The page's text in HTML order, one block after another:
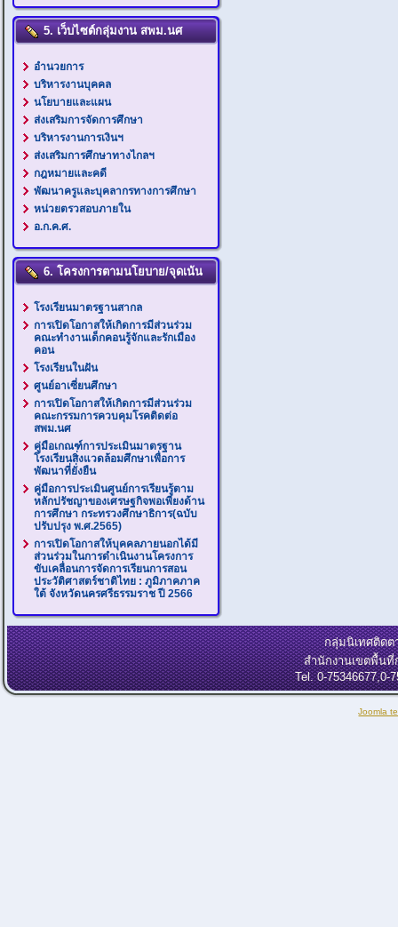
5. เว็บไซต์กลุ่มงาน สพม.นศ
อำนวยการ
บริหารงานบุคคล
นโยบายและแผน
ส่งเสริมการจัดการศึกษา
บริหารงานการเงินฯ
ส่งเสริมการศึกษาทางไกลฯ
กฎหมายและคดี
พัฒนาครูและบุคลากรทางการศึกษา
หน่วยตรวสอบภายใน
อ.ก.ค.ศ.
6. โครงการตามนโยบาย/จุดเน้น
โรงเรียนมาตรฐานสากล
การเปิดโอกาสให้เกิดการมีส่วนร่วม
คณะทำงานเด็กคอนรู้จักและรักเมือง
คอน
โรงเรียนในฝัน
ศูนย์อาเซี่ยนศึกษา
การเปิดโอกาสให้เกิดการมีส่วนร่วม
คณะกรรมการควบคุมโรคติดต่อ
สพม.นศ
คู่มือเกณฑ์การประเมินมาตรฐาน
โรงเรียนสิ่งแวดล้อมศึกษาเพื่อการ
พัฒนาที่ยั่งยืน
คู่มือการประเมินศูนย์การเรียนรู้ตาม
หลักปรัชญาของเศรษฐกิจพอเพียงด้าน
การศึกษา กระทรวงศึกษาธิการ(ฉบับ
ปรับปรุง พ.ศ.2565)
การเปิดโอกาสให้บุคคลภายนอกได้มี
ส่วนร่วมในการดำเนินงานโครงการ
ขับเคลื่อนการจัดการเรียนการสอน
ประวัติศาสตร์ชาติไทย : ภูมิภาคภาค
ใต้ จังหวัดนครศรีธรรมราช ปี 2566
กลุ่มนิเทศติดต
สำนักงานเขตพื้น
Tel. 0-75346677,0-
Joomla